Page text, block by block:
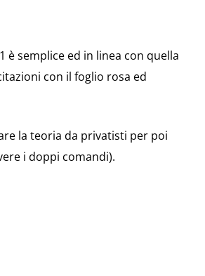
è semplice ed in linea con quella
con il foglio rosa ed
la teoria da privatisti per poi
i doppi comandi).